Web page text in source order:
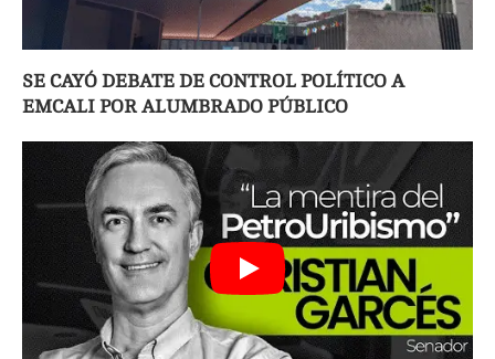
SE CAYÓ DEBATE DE CONTROL POLÍTICO A
EMCALI POR ALUMBRADO PÚBLICO